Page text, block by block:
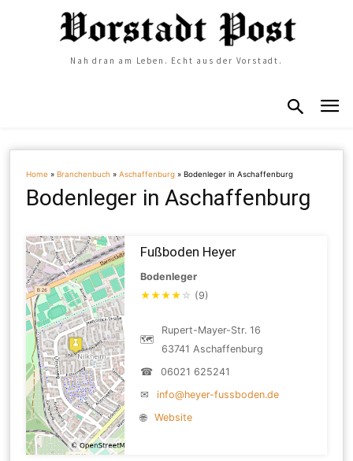
Nah dran am Leben. Echt aus der Vorstadt.
Home »Branchenbuch »Aschaffenburg »Bodenleger in Aschaffenburg
Bodenleger in Aschaffenburg
Fußboden Heyer
Bodenleger
★★★★ ☆ (9)
🗺
Rupert-Mayer-Str. 16
63741 Aschaffenburg
☎
06021 625241
✉
info@heyer-fussboden.de
🌐
Website